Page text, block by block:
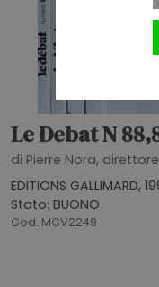
Le Debat N
di Pierre Nora, direttore
EDITIONS GALLIMARD,
Stato: BUONO
Cod. MCV2249